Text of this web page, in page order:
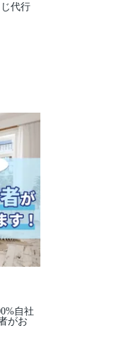
代行
自社
がお